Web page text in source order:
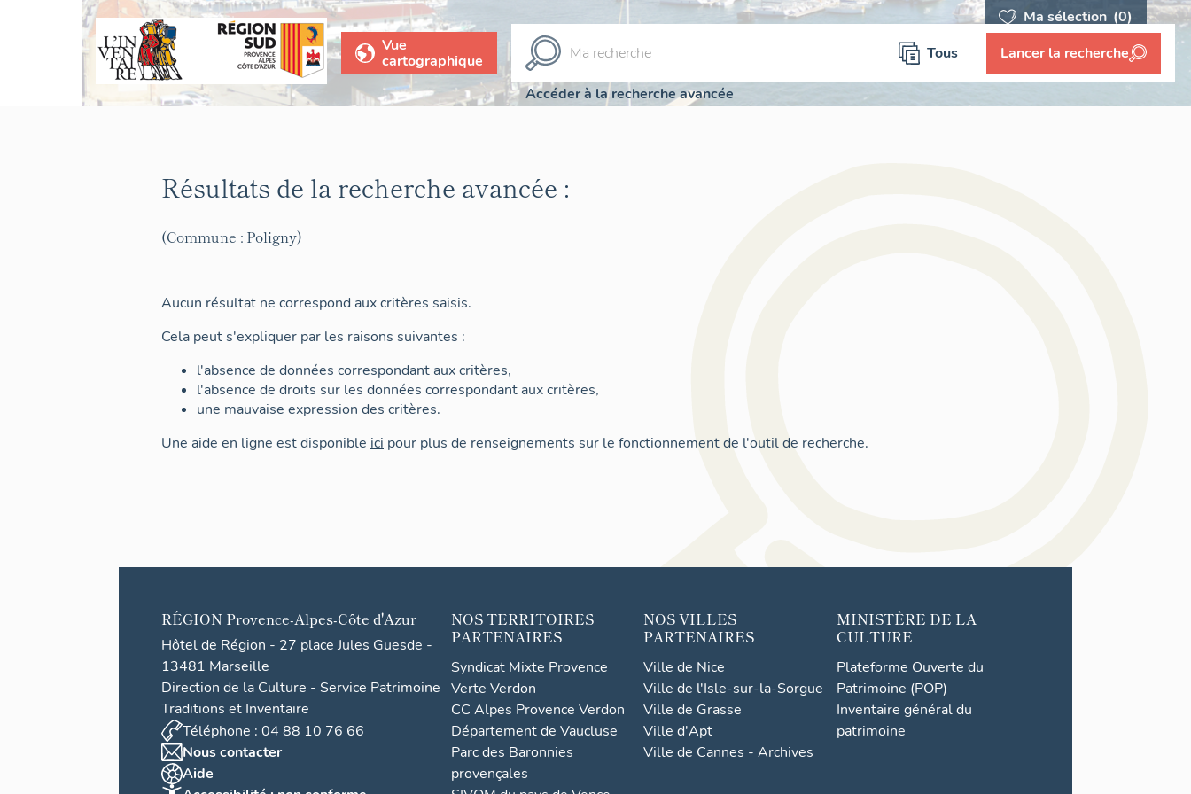
Ma sélection (0)
Vue
cartographique
Tous Lancer la recherche
Accéder à la recherche avancée
Résultats de la recherche avancée :
(Commune : Poligny)
Aucun résultat ne correspond aux critères saisis.
Cela peut s'expliquer par les raisons suivantes :
l'absence de données correspondant aux critères,
l'absence de droits sur les données correspondant aux critères,
une mauvaise expression des critères.
Une aide en ligne est disponible ici pour plus de renseignements sur le fonctionnement de l'outil de recherche.
RÉGION Provence-Alpes-Côte d'Azur
Hôtel de Région - 27 place Jules Guesde -
13481 Marseille
Direction de la Culture - Service Patrimoine
Traditions et Inventaire
Téléphone : 04 88 10 76 66
Nous contacter
Aide
NOS TERRITOIRES
PARTENAIRES
Syndicat Mixte Provence
Verte Verdon
CC Alpes Provence Verdon
Département de Vaucluse
Parc des Baronnies
provençales
NOS VILLES
PARTENAIRES
Ville de Nice
Ville de l'Isle-sur-la-Sorgue
Ville de Grasse
Ville d'Apt
Ville de Cannes - Archives
MINISTÈRE DE LA
CULTURE
Plateforme Ouverte du
Patrimoine (POP)
Inventaire général du
patrimoine